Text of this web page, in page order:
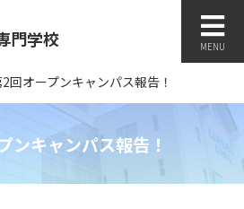
門学校 MENU
ンキャンパス報告！
回オープンキャンパス報告！